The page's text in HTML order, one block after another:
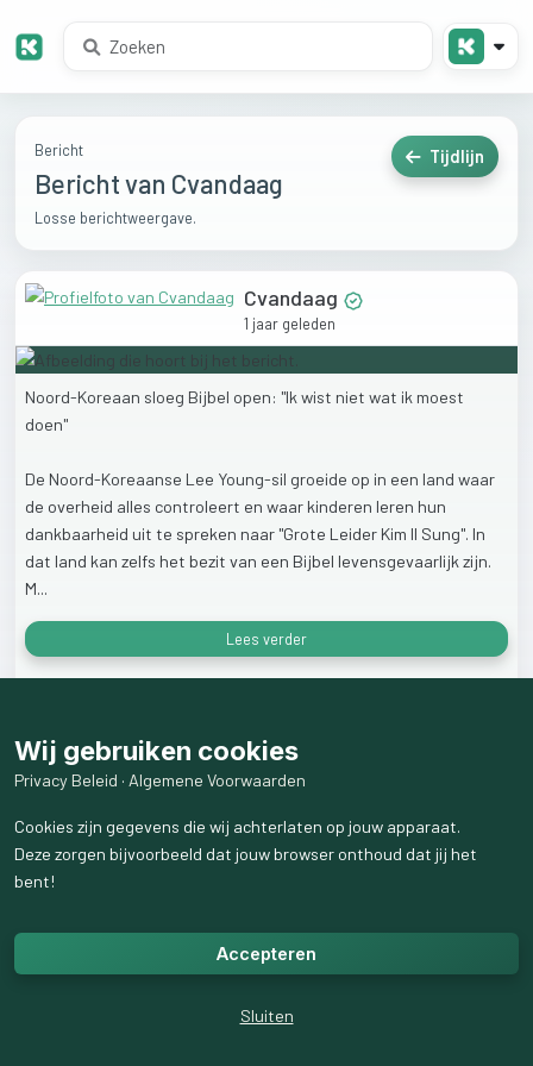
Bericht
Bericht van Cvandaag
Losse berichtweergave.
Tijdlijn
Cvandaag
1 jaar geleden
Noord-Koreaan sloeg Bijbel open: "Ik wist niet wat ik moest
doen"
De Noord-Koreaanse Lee Young-sil groeide op in een land waar
de overheid alles controleert en waar kinderen leren hun
dankbaarheid uit te spreken naar "Grote Leider Kim Il Sung". In
dat land kan zelfs het bezit van een Bijbel levensgevaarlijk zijn.
M...
Lees verder
Wij gebruiken cookies
Privacy Beleid · Algemene Voorwaarden
Cookies zijn gegevens die wij achterlaten op jouw apparaat.
Deze zorgen bijvoorbeeld dat jouw browser onthoud dat jij het
bent!
Accepteren
Sluiten